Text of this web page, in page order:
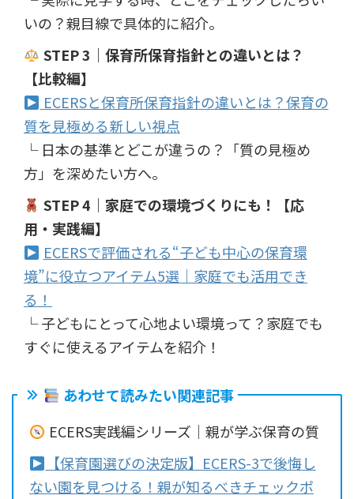
いの？親目線で具体的に紹介。
STEP 3｜保育所保育指針との違いとは？
【比較編】
ECERSと保育所保育指針の違いとは？保育の
質を見極める新しい視点
└ 日本の基準とどこが違うの？「質の見極め
方」を深めたい方へ。
STEP 4｜家庭での環境づくりにも！【応
用・実践編】
ECERSで評価される“子ども中心の保育環
境”に役立つアイテム5選｜家庭でも活用でき
る！
└ 子どもにとって心地よい環境って？家庭でも
すぐに使えるアイテムを紹介！
あわせて読みたい関連記事
ECERS実践編シリーズ｜親が学ぶ保育の質
【保育園選びの決定版】ECERS-3で後悔し
ない園を見つける！親が知るべきチェックポ